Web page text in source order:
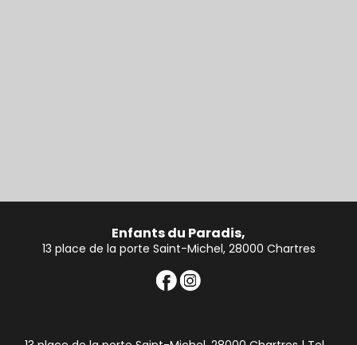
Enfants du Paradis,
13 place de la porte Saint-Michel, 28000 Chartres